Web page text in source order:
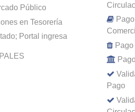
Público
en Tesorería
Portal ingresa
Pago